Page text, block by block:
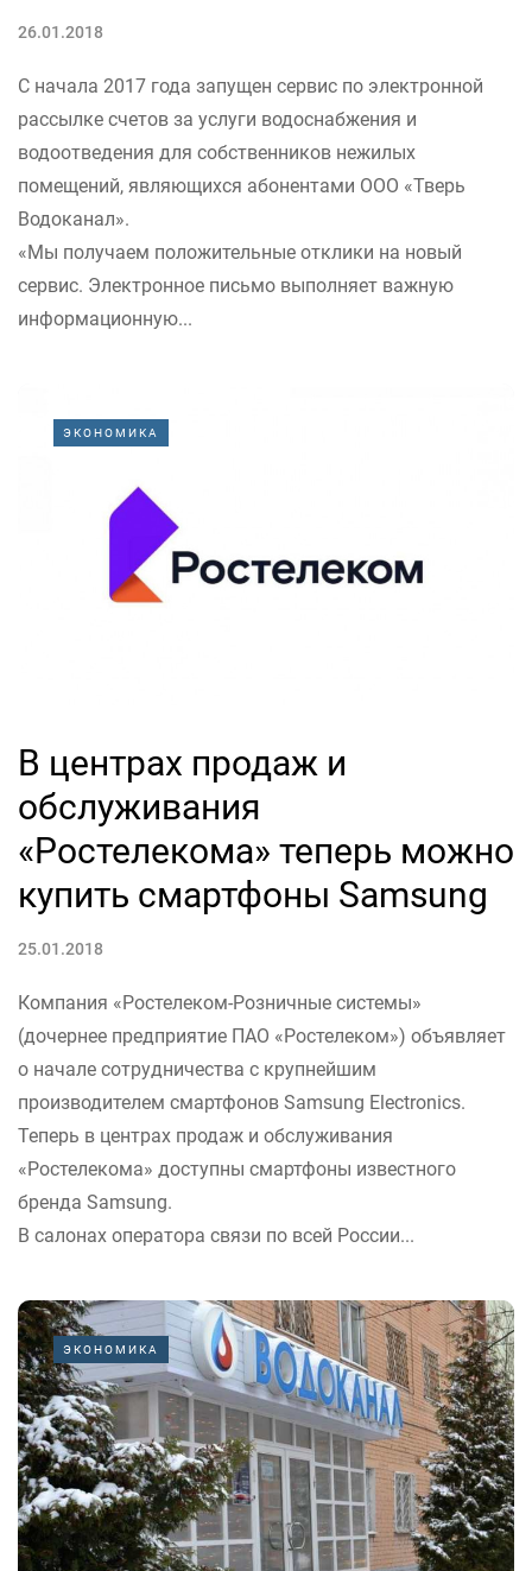
26.01.2018
С начала 2017 года запущен сервис по электронной
рассылке счетов за услуги водоснабжения и
водоотведения для собственников нежилых
помещений, являющихся абонентами ООО «Тверь
Водоканал».
«Мы получаем положительные отклики на новый
сервис. Электронное письмо выполняет важную
информационную...
ЭКОНОМИКА
В центрах продаж и
обслуживания
«Ростелекома» теперь можно
купить смартфоны Samsung
25.01.2018
Компания «Ростелеком-Розничные системы»
(дочернее предприятие ПАО «Ростелеком») объявляет
о начале сотрудничества с крупнейшим
производителем смартфонов Samsung Electronics.
Теперь в центрах продаж и обслуживания
«Ростелекома» доступны смартфоны известного
бренда Samsung.
В салонах оператора связи по всей России...
ЭКОНОМИКА